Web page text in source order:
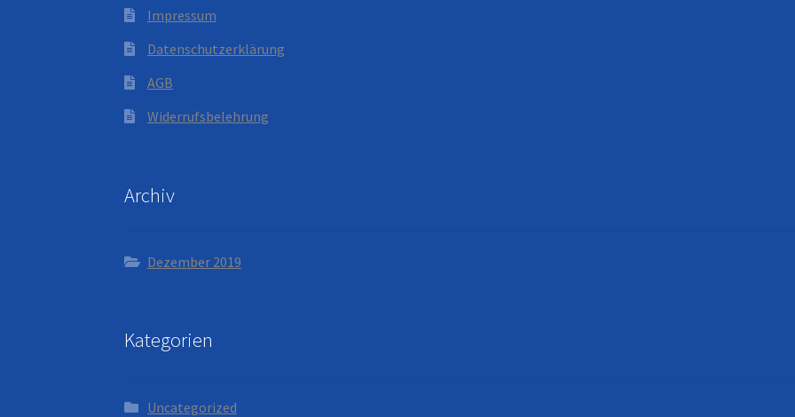
Impressum
Datenschutzerklärung
AGB
Widerrufsbelehrung
Archiv
Dezember 2019
Kategorien
Uncategorized